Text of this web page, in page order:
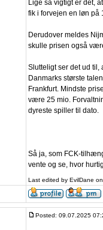
Lige så vigtigt er det,
fik i forvejen en løn på
Derudover meldes
skulle prisen også
Slutteligt ser det ud til,
Danmarks største
Frankfurt. Mindste
være 25 mio.
dyreste spiller til dato.
Så ja, som FCK-
vente og se, hvor
Last edited by EvilDane
Posted: 09.07.2025